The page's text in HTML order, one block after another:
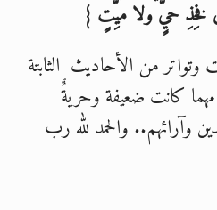
فخِذِ حيٍّ ولا ميِّتٍ }
وتواتر من الأحاديث الثابتة
كانت ضعيفة وحريةٌ
وآرائهم.. والحمد لله رب